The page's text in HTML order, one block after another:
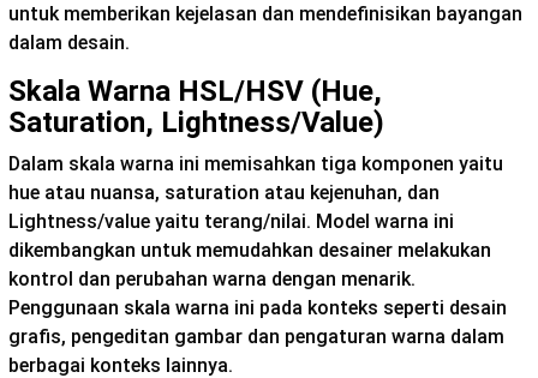
untuk memberikan kejelasan dan mendefinisikan bayangan
dalam desain.
Skala Warna HSL/HSV (Hue,
Saturation, Lightness/Value)
Dalam skala warna ini memisahkan tiga komponen yaitu
hue atau nuansa, saturation atau kejenuhan, dan
Lightness/value yaitu terang/nilai. Model warna ini
dikembangkan untuk memudahkan desainer melakukan
kontrol dan perubahan warna dengan menarik.
Penggunaan skala warna ini pada konteks seperti desain
grafis, pengeditan gambar dan pengaturan warna dalam
berbagai konteks lainnya.